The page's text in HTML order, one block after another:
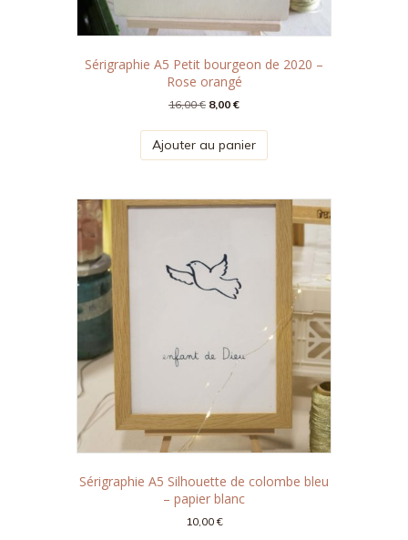
Sérigraphie A5 Petit bourgeon de 2020 –
Rose orangé
16,00€ Le
initial
était :
8,00 €Le
actuel
est :
Ajouter au panier
Sérigraphie A5 Silhouette de colombe bleu
– papier blanc
10,00€